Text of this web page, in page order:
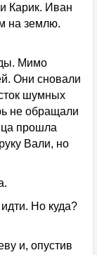
Карик. Иван
на землю.
Мимо
Они сновали
шумных
не обращали
прошла
Вали, но
Но куда?
и, опустив